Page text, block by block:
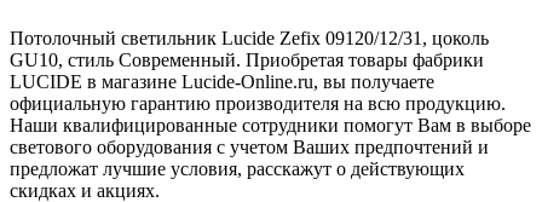
Потолочный светильник Lucide Zefix 09120/12/31, цоколь
GU10, стиль Современный. Приобретая товары фабрики
LUCIDE в магазине Lucide-Online.ru, вы получаете
официальную гарантию производителя на всю продукцию.
Наши квалифицированные сотрудники помогут Вам в выборе
светового оборудования с учетом Ваших предпочтений и
предложат лучшие условия, расскажут о действующих
скидках и акциях.